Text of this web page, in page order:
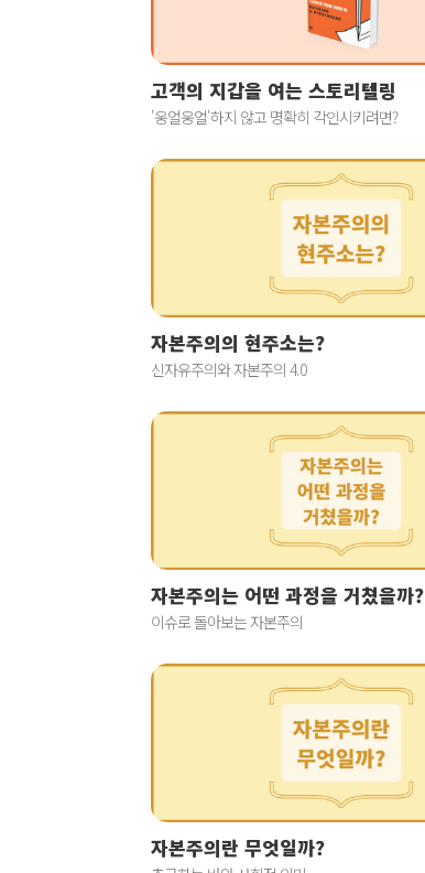
고객의 지갑을 여는 스토리텔링
'웅얼웅얼'하지 않고 명확히 각인시키려면?
자본주의의 현주소는?
신자유주의와 자본주의 4.0
자본주의는 어떤 과정을 거쳤을까?
이슈로 돌아보는 자본주의
자본주의란 무엇일까?